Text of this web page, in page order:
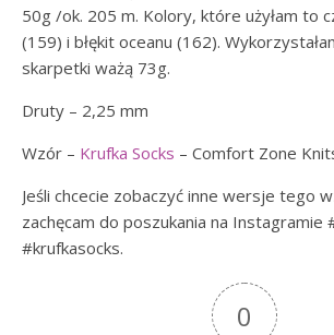
50g /ok. 205 m. Kolory, które użyłam to
(159) i błękit oceanu (162).
skarpetki ważą 73g.
Druty – 2,25 mm
Wzór – Krufka Socks – Comfort Zone
Jeśli chcecie zobaczyć inne wersje tego
zachęcam do poszukania na Instagramie
#krufkasocks.
0